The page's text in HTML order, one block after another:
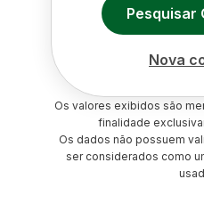
Pesquisar
Nova
Os valores exibidos são
finalidade
Os dados não possuem
ser considerados como